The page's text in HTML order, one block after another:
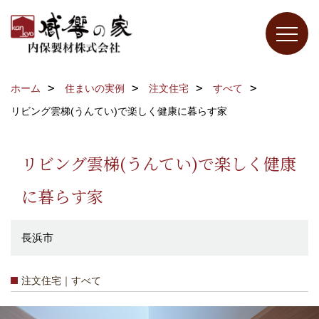
ホーム 住まいの実例 注文住宅
すべて
リビング雲梯(うんてい)で楽しく健康に暮らす家
リビング雲梯(うんてい)で楽しく健康
に暮らす家
長浜市
注文住宅｜すべて